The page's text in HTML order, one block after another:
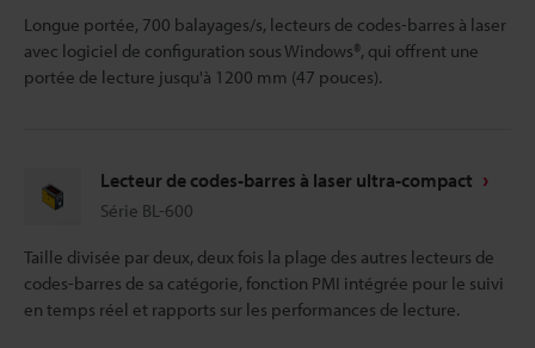
Longue portée, 700 balayages/s, lecteurs de codes-barres à laser
avec logiciel de configuration sous Windows®, qui offrent une
portée de lecture jusqu'à 1200 mm (47 pouces).
Lecteur de codes-barres à laser ultra-compact
Série BL-600
Taille divisée par deux, deux fois la plage des autres lecteurs de
codes-barres de sa catégorie, fonction PMI intégrée pour le suivi
en temps réel et rapports sur les performances de lecture.